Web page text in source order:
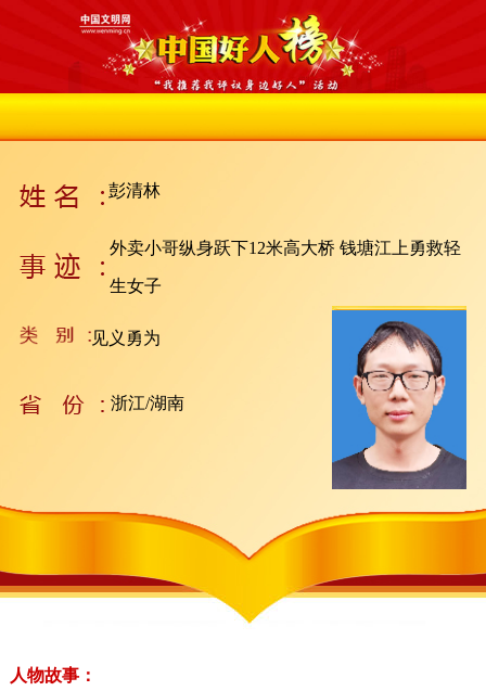
彭清林
外卖小哥纵身跃下12米高大桥 钱塘江上勇救轻
生女子
见义勇为
浙江/湖南
人物故事：